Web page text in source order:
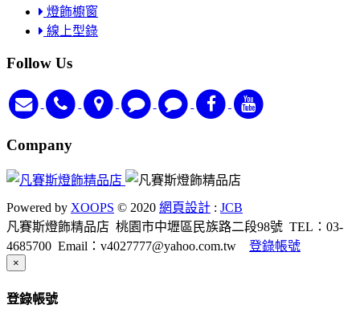
燈飾櫥窗
線上型錄
Follow Us
Company
Powered by XOOPS © 2020 網頁設計 : JCB
凡賽斯燈飾精品店 桃園市中壢區民族路二段98號 TEL：03-
4685700 Email：v4027777@yahoo.com.tw 登錄帳號
×
登錄帳號